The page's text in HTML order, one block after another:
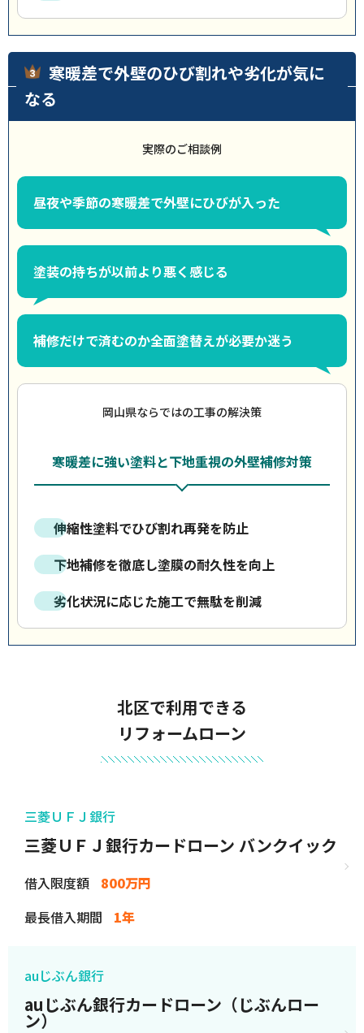
寒暖差で外壁のひび割れや劣化が気に
なる
実際のご相談例
昼夜や季節の寒暖差で外壁にひびが入った
塗装の持ちが以前より悪く感じる
補修だけで済むのか全面塗替えが必要か迷う
岡山県ならではの工事の解決策
寒暖差に強い塗料と下地重視の外壁補修対策
伸縮性塗料でひび割れ再発を防止
下地補修を徹底し塗膜の耐久性を向上
劣化状況に応じた施工で無駄を削減
北区で利用できる
リフォームローン
三菱ＵＦＪ銀行
三菱ＵＦＪ銀行カードローン バンクイック
借入限度額
800万円
最長借入期間
1年
auじぶん銀行
auじぶん銀行カードローン（じぶんロー
ン）